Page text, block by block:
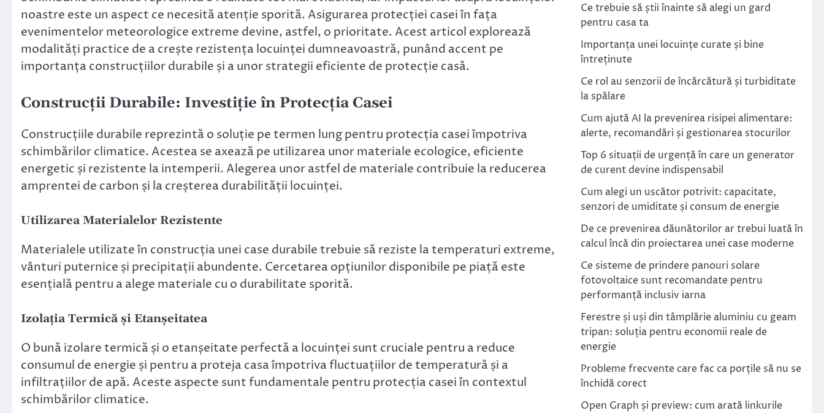
noastre este un aspect ce necesită atenție sporită. Asigurarea protecției casei în fața
evenimentelor meteorologice extreme devine, astfel, o prioritate. Acest articol explorează
modalități practice de a crește rezistența locuinței dumneavoastră, punând accent pe
importanța construcțiilor durabile și a unor strategii eficiente de protecție casă.
Construcții Durabile: Investiție în Protecția Casei
Construcțiile durabile reprezintă o soluție pe termen lung pentru protecția casei împotriva
schimbărilor climatice. Acestea se axează pe utilizarea unor materiale ecologice, eficiente
energetic și rezistente la intemperii. Alegerea unor astfel de materiale contribuie la reducerea
amprentei de carbon și la creșterea durabilității locuinței.
Utilizarea Materialelor Rezistente
Materialele utilizate în construcția unei case durabile trebuie să reziste la temperaturi extreme,
vânturi puternice și precipitații abundente. Cercetarea opțiunilor disponibile pe piață este
esențială pentru a alege materiale cu o durabilitate sporită.
Izolația Termică și Etanșeitatea
O bună izolare termică și o etanșeitate perfectă a locuinței sunt cruciale pentru a reduce
consumul de energie și pentru a proteja casa împotriva fluctuațiilor de temperatură și a
infiltrațiilor de apă. Aceste aspecte sunt fundamentale pentru protecția casei în contextul
schimbărilor climatice.
Ce trebuie să știi înainte să alegi un gard
pentru casa ta
Importanța unei locuințe curate și bine
întreținute
Ce rol au senzorii de încărcătură și turbiditate
la spălare
Cum ajută AI la prevenirea risipei alimentare:
alerte, recomandări și gestionarea stocurilor
Top 6 situații de urgență în care un generator
de curent devine indispensabil
Cum alegi un uscător potrivit: capacitate,
senzori de umiditate și consum de energie
De ce prevenirea dăunătorilor ar trebui luată în
calcul încă din proiectarea unei case moderne
Ce sisteme de prindere panouri solare
fotovoltaice sunt recomandate pentru
performanță inclusiv iarna
Ferestre și uși din tâmplărie aluminiu cu geam
tripan: soluția pentru economii reale de
energie
Probleme frecvente care fac ca porțile să nu se
închidă corect
Open Graph și preview: cum arată linkurile